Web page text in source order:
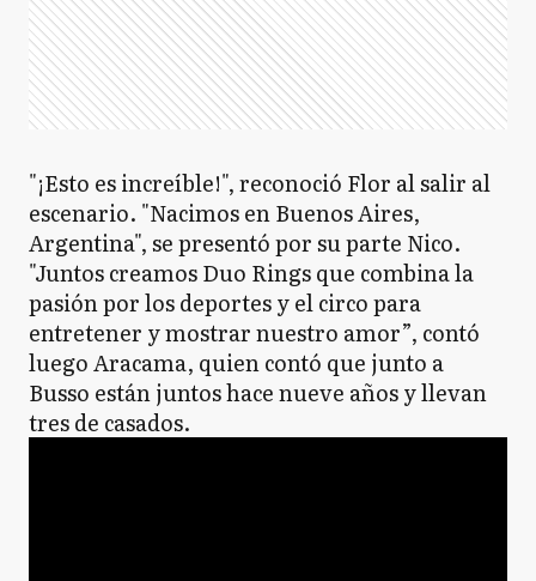
"¡Esto es increíble!", reconoció Flor al salir al
escenario. "Nacimos en Buenos Aires,
Argentina", se presentó por su parte Nico.
"Juntos creamos Duo Rings que combina la
pasión por los deportes y el circo para
entretener y mostrar nuestro amor”, contó
luego Aracama, quien contó que junto a
Busso están juntos hace nueve años y llevan
tres de casados.